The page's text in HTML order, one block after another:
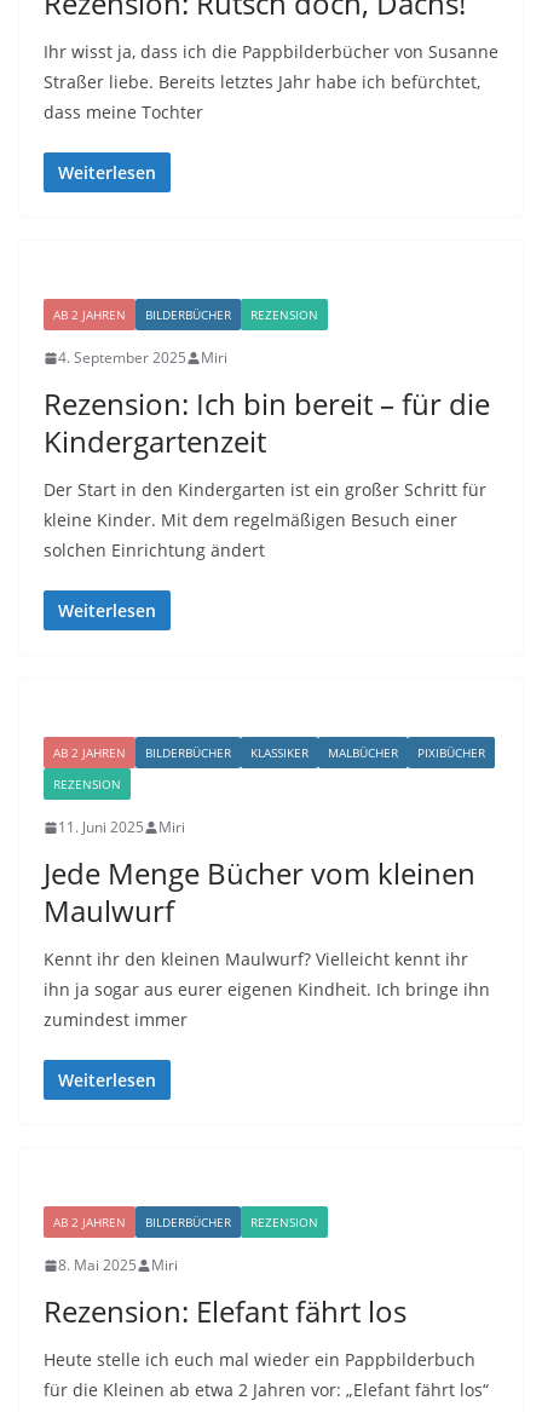
Ihr wisst ja, dass ich die Pappbilderbücher von Susanne
Straßer liebe. Bereits letztes Jahr habe ich befürchtet,
dass meine Tochter
Weiterlesen
AB 2 JAHREN BILDERBÜCHER REZENSION
4. September 2025 Miri
Rezension: Ich bin bereit – für die
Kindergartenzeit
Der Start in den Kindergarten ist ein großer Schritt für
kleine Kinder. Mit dem regelmäßigen Besuch einer
solchen Einrichtung ändert
Weiterlesen
AB 2 JAHREN BILDERBÜCHER KLASSIKER MALBÜCHER
PIXIBÜCHER
REZENSION
11. Juni 2025 Miri
Jede Menge Bücher vom kleinen
Maulwurf
Kennt ihr den kleinen Maulwurf? Vielleicht kennt ihr
ihn ja sogar aus eurer eigenen Kindheit. Ich bringe ihn
zumindest immer
Weiterlesen
AB 2 JAHREN BILDERBÜCHER REZENSION
8. Mai 2025 Miri
Rezension: Elefant fährt los
Heute stelle ich euch mal wieder ein Pappbilderbuch
für die Kleinen ab etwa 2 Jahren vor: „Elefant fährt los“